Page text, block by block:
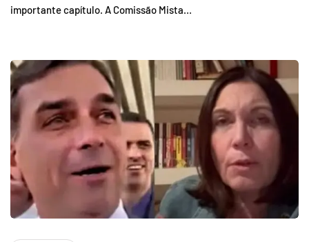
importante capítulo. A Comissão Mista…